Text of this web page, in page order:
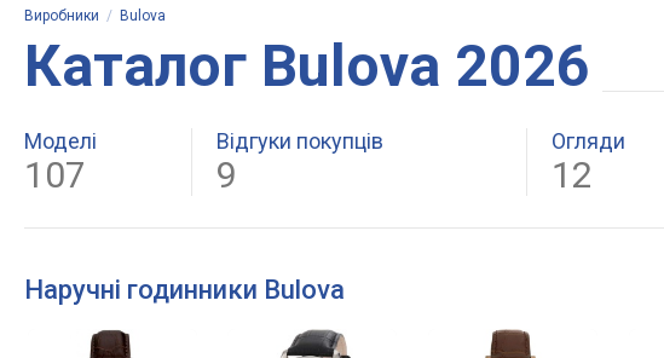
Виробники / Bulova
Каталог Bulova 2026
Моделі
107
Відгуки покупців
9
Огляди
12
Наручні годинники Bulova